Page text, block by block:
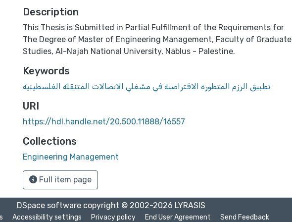
Description
This Thesis is Submitted in Partial Fulfillment of the Requirements for
The Degree of Master of Engineering Management, Faculty of Graduate
Studies, Al-Najah National University, Nablus - Palestine.
Keywords
تطبيق الرزم المتطورة الافتراضية في مشغلي الاتصالات المتنقلة الفلسطينية
URI
https://hdl.handle.net/20.500.11888/16557
Collections
Engineering Management
Full item page
DSpace softwarecopyright © 2002-2026 LYRASIS
Accessibility settings Privacy policy End User Agreement Send Feedback